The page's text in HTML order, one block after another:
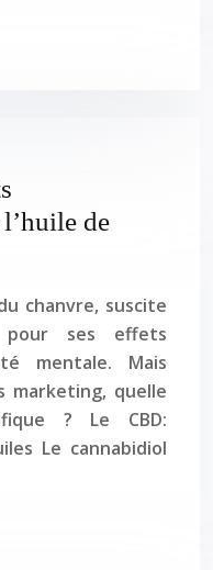
de
chanvre, suscite
ses effets
mentale. Mais
marketing, quelle
? Le CBD:
Le cannabidiol